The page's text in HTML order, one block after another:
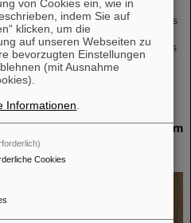
und zukunftsweisende
für Schwerionenforschung und das
mit einem interaktiven Stand
und Mitmachaktionen rund um das
können Besucher*innen…
„International Year of Quantum
die
von Cookies ein, wie in
indem Sie auf
klicken, um die
auf unseren Webseiten zu
bevorzugten Einstellungen
(mit Ausnahme
Informationen
Cookies